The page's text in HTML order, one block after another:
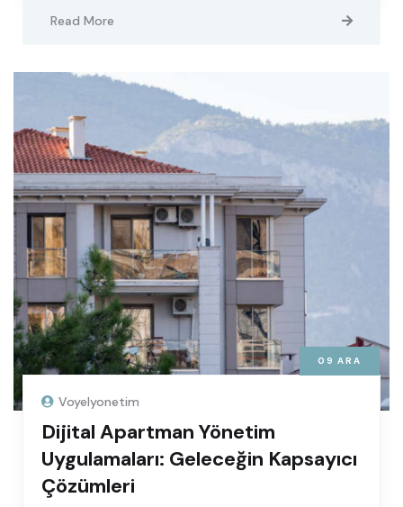
Read More
09 ARA
Voyelyonetim
Dijital Apartman Yönetim
Uygulamaları: Geleceğin Kapsayıcı
Çözümleri